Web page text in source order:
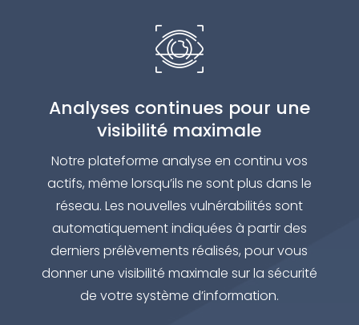
Analyses continues pour une
visibilité maximale
Notre plateforme analyse en continu vos
actifs, même lorsqu’ils ne sont plus dans le
réseau. Les nouvelles vulnérabilités sont
automatiquement indiquées à partir des
derniers prélèvements réalisés, pour vous
donner une visibilité maximale sur la sécurité
de votre système d’information.